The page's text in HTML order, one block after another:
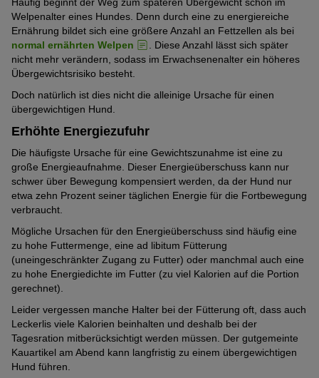
Häufig beginnt der Weg zum späteren Übergewicht schon im
Welpenalter eines Hundes. Denn durch eine zu energiereiche
Ernährung bildet sich eine größere Anzahl an Fettzellen als bei
normal ernährten Welpen
. Diese Anzahl lässt sich später
nicht mehr verändern, sodass im Erwachsenenalter ein höheres
Übergewichtsrisiko besteht.
Doch natürlich ist dies nicht die alleinige Ursache für einen
übergewichtigen Hund.
Erhöhte Energiezufuhr
Die häufigste Ursache für eine Gewichtszunahme ist eine zu
große Energieaufnahme. Dieser Energieüberschuss kann nur
schwer über Bewegung kompensiert werden, da der Hund nur
etwa zehn Prozent seiner täglichen Energie für die Fortbewegung
verbraucht.
Mögliche Ursachen für den Energieüberschuss sind häufig eine
zu hohe Futtermenge, eine ad libitum Fütterung
(uneingeschränkter Zugang zu Futter) oder manchmal auch eine
zu hohe Energiedichte im Futter (zu viel Kalorien auf die Portion
gerechnet).
Leider vergessen manche Halter bei der Fütterung oft, dass auch
Leckerlis viele Kalorien beinhalten und deshalb bei der
Tagesration mitberücksichtigt werden müssen. Der gutgemeinte
Kauartikel am Abend kann langfristig zu einem übergewichtigen
Hund führen.